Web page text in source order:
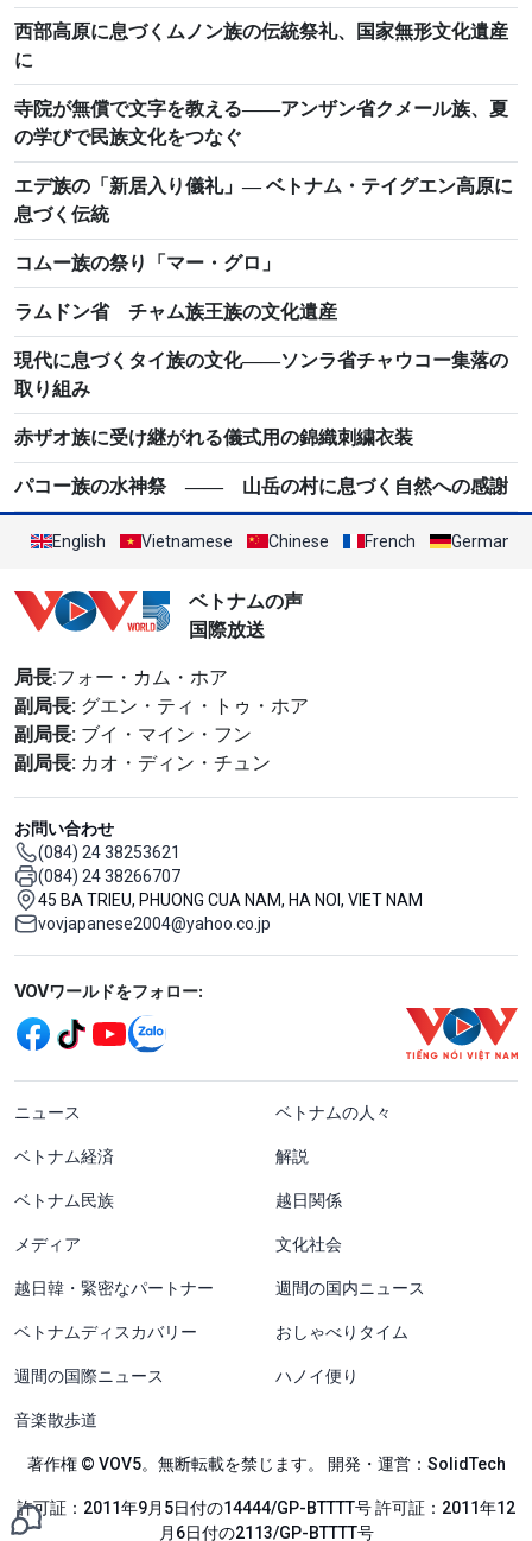
西部高原に息づくムノン族の伝統祭礼、国家無形文化遺産
に
寺院が無償で文字を教える――アンザン省クメール族、夏
の学びで民族文化をつなぐ
エデ族の「新居入り儀礼」― ベトナム・テイグエン高原に
息づく伝統
コムー族の祭り「マー・グロ」
ラムドン省 チャム族王族の文化遺産
現代に息づくタイ族の文化――ソンラ省チャウコー集落の
取り組み
赤ザオ族に受け継がれる儀式用の錦織刺繍衣装
パコー族の水神祭 ―― 山岳の村に息づく自然への感謝
English Vietnamese Chinese French German
ベトナムの声
国際放送
局長:フォー・カム・ホア
副局長: グエン・ティ・トゥ・ホア
副局長: ブイ・マイン・フン
副局長: カオ・ディン・チュン
お問い合わせ
(084) 24 38253621
(084) 24 38266707
45 BA TRIEU, PHUONG CUA NAM, HA NOI, VIET NAM
vovjapanese2004@yahoo.co.jp
Mạng xã hội
VOVワールドをフォロー:
menu footer tiếng Nhật
ニュース ベトナムの人々
ベトナム経済 解説
ベトナム民族 越日関係
メディア 文化社会
越日韓・緊密なパートナー 週間の国内ニュース
ベトナムディスカバリー おしゃべりタイム
週間の国際ニュース ハノイ便り
音楽散歩道
著作権 © VOV5。無断転載を禁じます。 開発・運営：SolidTech
許可証：2011年9月5日付の14444/GP-BTTTT号 許可証：2011年12
月6日付の2113/GP-BTTTT号